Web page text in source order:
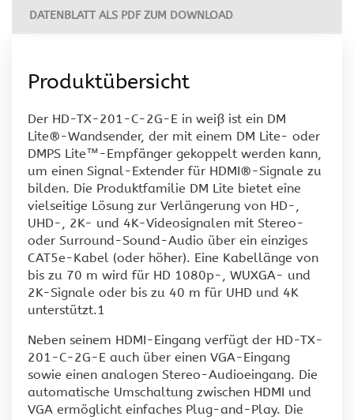
DATENBLATT ALS PDF ZUM DOWNLOAD
Produktübersicht
Der HD-TX-201-C-2G-E in weiß ist ein DM
Lite®-Wandsender, der mit einem DM Lite- oder
DMPS Lite™-Empfänger gekoppelt werden kann,
um einen Signal-Extender für HDMI®-Signale zu
bilden. Die Produktfamilie DM Lite bietet eine
vielseitige Lösung zur Verlängerung von HD-,
UHD-, 2K- und 4K-Videosignalen mit Stereo-
oder Surround-Sound-Audio über ein einziges
CAT5e-Kabel (oder höher). Eine Kabellänge von
bis zu 70 m wird für HD 1080p-, WUXGA- und
2K-Signale oder bis zu 40 m für UHD und 4K
unterstützt.1
Neben seinem HDMI-Eingang verfügt der HD-TX-
201-C-2G-E auch über einen VGA-Eingang
sowie einen analogen Stereo-Audioeingang. Die
automatische Umschaltung zwischen HDMI und
VGA ermöglicht einfaches Plug-and-Play. Die